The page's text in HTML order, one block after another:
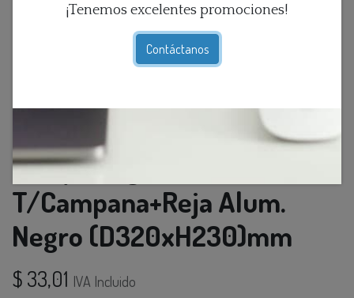
¡Tenemos excelentes promociones!
Contáctanos
Lamp. Colg. 1L E27
T/Campana+Reja Alum.
Negro (D320xH230)mm
$ 33,01 IVA Incluido